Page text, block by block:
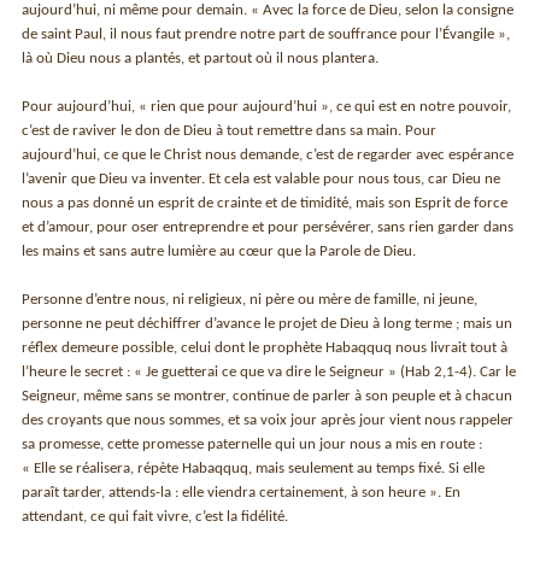
aujourd’hui, ni même pour demain. « Avec la force de Dieu, selon la consigne
de saint Paul, il nous faut prendre notre part de souffrance pour l’Évangile »,
là où Dieu nous a plantés, et partout où il nous plantera.
Pour aujourd’hui, « rien que pour aujourd’hui », ce qui est en notre pouvoir,
c’est de raviver le don de Dieu à tout remettre dans sa main. Pour
aujourd’hui, ce que le Christ nous demande, c’est de regarder avec espérance
l’avenir que Dieu va inventer. Et cela est valable pour nous tous, car Dieu ne
nous a pas donné un esprit de crainte et de timidité, mais son Esprit de force
et d’amour, pour oser entreprendre et pour persévérer, sans rien garder dans
les mains et sans autre lumière au cœur que la Parole de Dieu.
Personne d’entre nous, ni religieux, ni père ou mère de famille, ni jeune,
personne ne peut déchiffrer d’avance le projet de Dieu à long terme ; mais un
réflex demeure possible, celui dont le prophète Habaqquq nous livrait tout à
l’heure le secret : « Je guetterai ce que va dire le Seigneur » (Hab 2,1-4). Car le
Seigneur, même sans se montrer, continue de parler à son peuple et à chacun
des croyants que nous sommes, et sa voix jour après jour vient nous rappeler
sa promesse, cette promesse paternelle qui un jour nous a mis en route :
« Elle se réalisera, répète Habaqquq, mais seulement au temps fixé. Si elle
paraît tarder, attends-la : elle viendra certainement, à son heure ». En
attendant, ce qui fait vivre, c’est la fidélité.